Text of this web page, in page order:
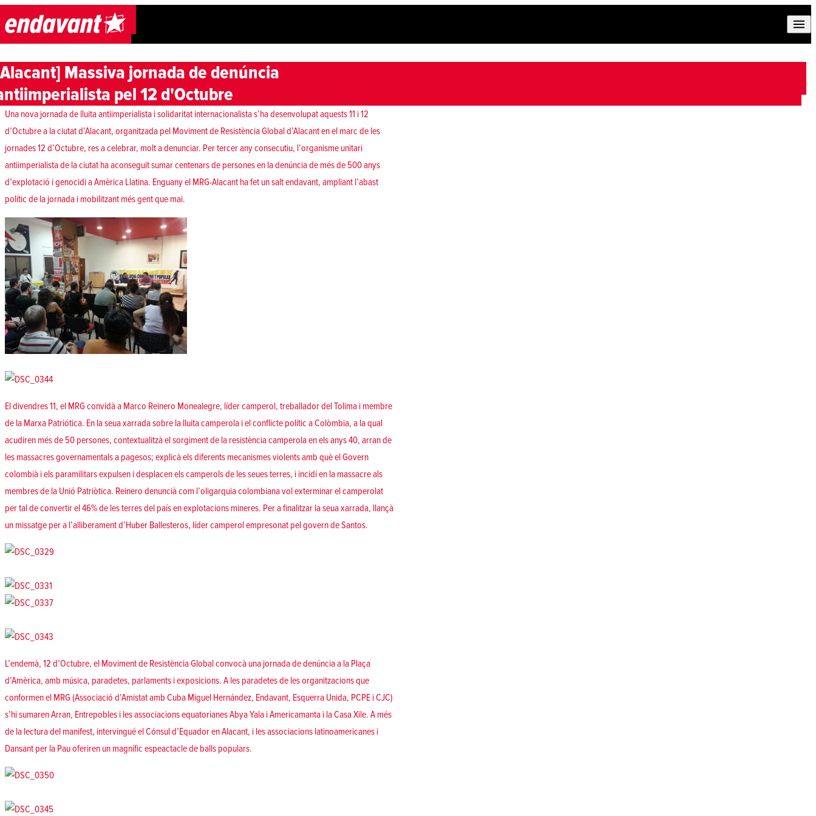
Skip to content
Massiva jornada de denúncia
pel 12 d'Octubre
Una nova jornada de lluita antiimperialista i solidaritat internacionalista s’ha desenvolupat aquests 11 i 12
d’Octubre a la ciutat d’Alacant, organitzada pel Moviment de Resistència Global d’Alacant en el marc de les
jornades 12 d’Octubre, res a celebrar, molt a denunciar. Per tercer any consecutiu, l’organisme unitari
antiimperialista de la ciutat ha aconseguit sumar centenars de persones en la denúncia de més de 500 anys
d’explotació i genocidi a Amèrica Llatina. Enguany el MRG-Alacant ha fet un salt endavant, ampliant l’abast
polític de la jornada i mobilitzant més gent que mai.
El divendres 11, el MRG convidà a Marco Reinero Monealegre, líder camperol, treballador del Tolima i membre
de la Marxa Patriótica. En la seua xarrada sobre la lluita camperola i el conflicte polític a Colòmbia, a la qual
acudiren més de 50 persones, contextualitzà el sorgiment de la resistència camperola en els anys 40, arran de
les massacres governamentals a pagesos; explicà els diferents mecanismes violents amb què el Govern
colombià i els paramilitars expulsen i desplacen els camperols de les seues terres, i incidí en la massacre als
membres de la Unió Patriòtica. Reinero denuncià com l’oligarquia colombiana vol exterminar el camperolat
per tal de convertir el 46% de les terres del país en explotacions mineres. Per a finalitzar la seua xarrada, llançà
un missatge per a l’alliberament d’Huber Ballesteros, líder camperol empresonat pel govern de Santos.
L’endemà, 12 d’Octubre, el Moviment de Resistència Global convocà una jornada de denúncia a la Plaça
d’Amèrica, amb música, paradetes, parlaments i exposicions. A les paradetes de les organitzacions que
conformen el MRG (Associació d’Amistat amb Cuba Miguel Hernández, Endavant, Esquerra Unida, PCPE i CJC)
s’hi sumaren Arran, Entrepobles i les associacions equatorianes Abya Yala i Americamanta i la Casa Xile. A més
de la lectura del manifest, intervingué el Cónsul d’Equador en Alacant, i les associacions latinoamericanes i
Dansant per la Pau oferiren un magnífic espeactacle de balls populars.